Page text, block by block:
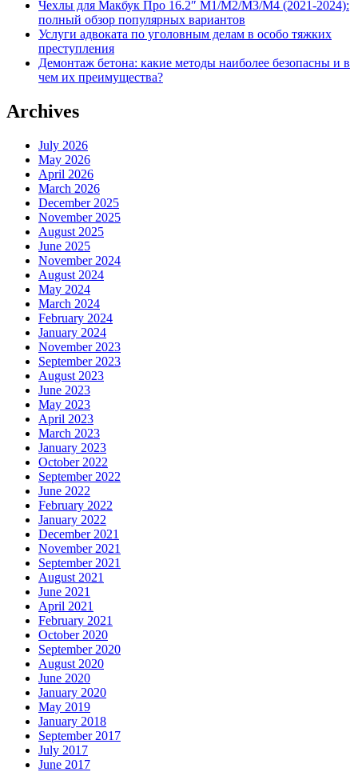
Чехлы для Макбук Про 16.2″ M1/M2/M3/M4 (2021-2024):
полный обзор популярных вариантов
Услуги адвоката по уголовным делам в особо тяжких
преступления
Демонтаж бетона: какие методы наиболее безопасны и в
чем их преимущества?
Archives
July 2026
May 2026
April 2026
March 2026
December 2025
November 2025
August 2025
June 2025
November 2024
August 2024
May 2024
March 2024
February 2024
January 2024
November 2023
September 2023
August 2023
June 2023
May 2023
April 2023
March 2023
January 2023
October 2022
September 2022
June 2022
February 2022
January 2022
December 2021
November 2021
September 2021
August 2021
June 2021
April 2021
February 2021
October 2020
September 2020
August 2020
June 2020
January 2020
May 2019
January 2018
September 2017
July 2017
June 2017